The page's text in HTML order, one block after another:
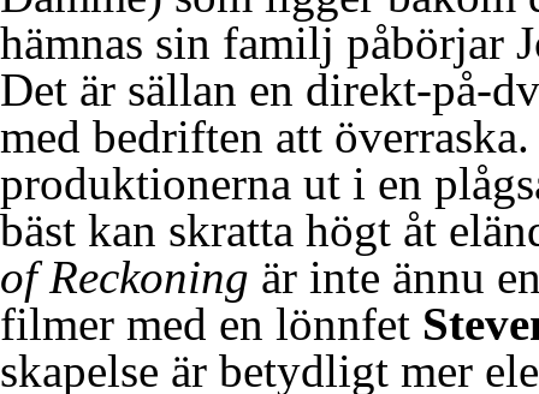
hämnas sin familj påbörjar
Det är sällan en direkt-på-
med bedriften att
produktionerna ut i en
bäst kan skratta högt åt
of Reckoning är inte ännu
filmer med en lönnfet
skapelse är betydligt mer